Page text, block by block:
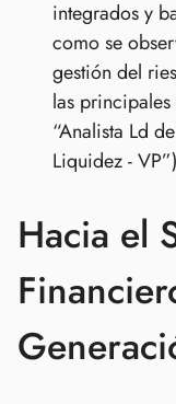
integrados y
como se
gestión del
las
“Analista Ld
Liquidez -
Hacia el